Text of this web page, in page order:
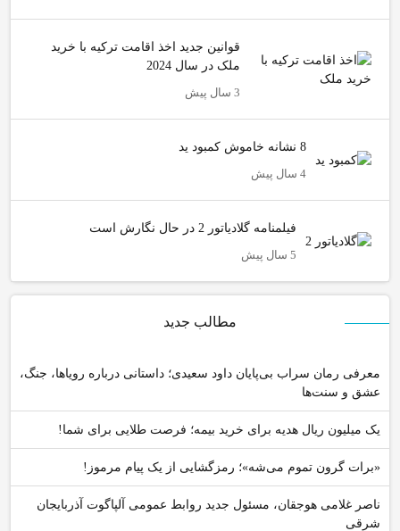
قوانین جدید اخذ اقامت ترکیه با خرید
ملک در سال 2024
3 سال پیش
8 نشانه خاموش کمبود ید
4 سال پیش
فیلمنامه گلادیاتور 2 در حال نگارش است
5 سال پیش
مطالب جدید
معرفی رمان سراب بی‌پایان داود سعیدی؛ داستانی درباره رویاها، جنگ،
عشق و سنت‌ها
یک میلیون ریال هدیه برای خرید بیمه؛ فرصت طلایی برای شما!
«برات گرون تموم می‌شه»؛ رمزگشایی از یک پیام مرموز!
ناصر غلامی هوجقان، مسئول جدید روابط عمومی آلپاگوت آذربایجان
شرقی